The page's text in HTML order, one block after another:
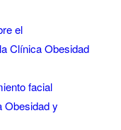
el
Clínica Obesidad
facial
Obesidad y